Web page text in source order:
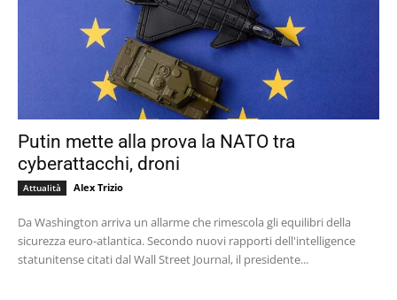
Putin mette alla prova la NATO tra
cyberattacchi, droni
Attualità Alex Trizio
Da Washington arriva un allarme che rimescola gli equilibri della
sicurezza euro-atlantica. Secondo nuovi rapporti dell'intelligence
statunitense citati dal Wall Street Journal, il presidente...